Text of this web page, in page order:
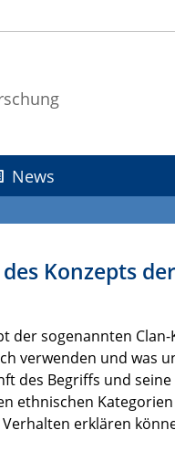
News
Konzepts
der sogenannten
verwenden und was
des Begriffs und
ethnischen
erklären